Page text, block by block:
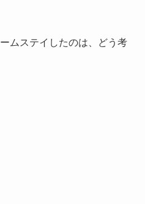
ムステイしたのは、どう考